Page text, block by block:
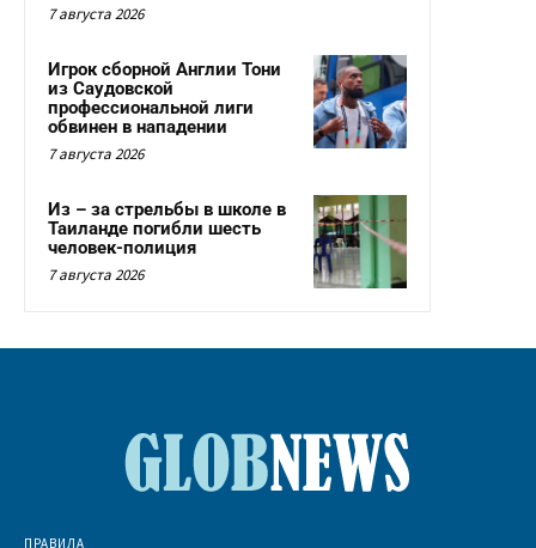
7 августа 2026
Игрок сборной Англии Тони
из Саудовской
профессиональной лиги
обвинен в нападении
7 августа 2026
Из – за стрельбы в школе в
Таиланде погибли шесть
человек-полиция
7 августа 2026
ПРАВИЛА